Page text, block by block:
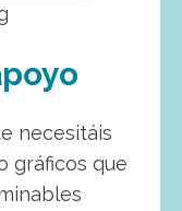
necesitáis
gráficos que